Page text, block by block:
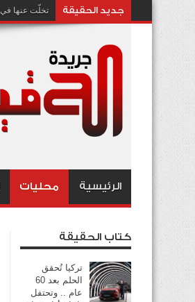
جديد الحقيقة تخلّت عنها في 2021.. ميتا تعيد إحياء تقنية تثير الجدل بشأن انتهاك الخصوصية
الرئيسية محليات
كتاب الحقيقة
تركيا تُحقق
الحلم بعد 60
عام .. وتحتفل